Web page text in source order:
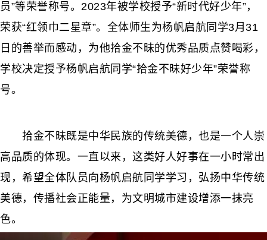
员”等荣誉称号。2023年被学校授予“新时代好少年”，
荣获“红领巾二星章”。全体师生为杨帆启航同学3月31
日的善举而感动，为他拾金不昧的优秀品质点赞喝彩，
学校决定授予杨帆启航同学“拾金不昧好少年”荣誉称
号。
拾金不昧既是中华民族的传统美德，也是一个人崇
高品质的体现。一直以来，这类好人好事在一小时常出
现，希望全体队员向杨帆启航同学学习，弘扬中华传统
美德，传播社会正能量，为文明城市建设增添一抹亮
色。